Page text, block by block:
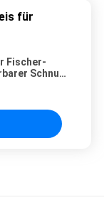
für
Fischer-
Schnur